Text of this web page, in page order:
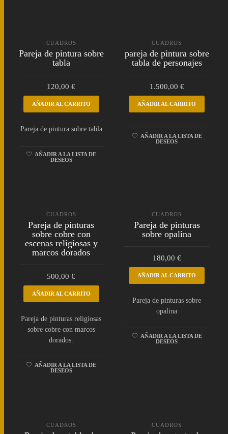
CUADROS
Pareja de pintura sobre
tabla
120,00€
AÑADIR AL CARRITO
Pareja de pintura sobre tabla
AÑADIR A LA LISTA DE
DESEOS
CUADROS
pareja de pintura sobre
tabla de personajes
1.500,00 €
AÑADIR AL CARRITO
AÑADIR A LA LISTA DE
DESEOS
CUADROS
Pareja de pinturas
sobre cobre con
escenas religiosas y
marcos dorados
500,00€
AÑADIR AL CARRITO
Pareja de pinturas religiosas
sobre cobre con marcos
dorados.
AÑADIR A LA LISTA DE
DESEOS
CUADROS
Pareja de pinturas
sobre opalina
180,00 €
AÑADIR AL CARRITO
Pareja de pinturas sobre
opalina
AÑADIR A LA LISTA DE
DESEOS
CUADROS CUADROS